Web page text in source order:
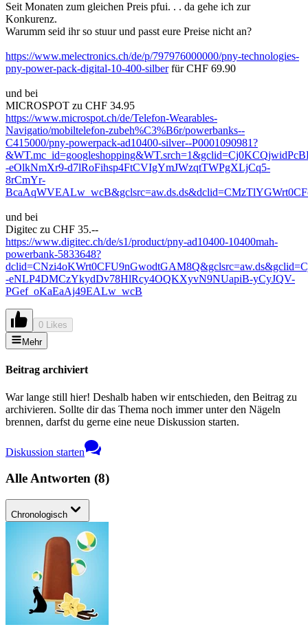
Seit Monaten zum gleichen Preis pfui. . . da gehe ich zur
Konkurenz.
Warumm seid ihr so stuur und passt eure Preise nicht an?
https://www.melectronics.ch/de/p/797976000000/pny-technologies-
pny-power-pack-digital-10-400-silberfür CHF 69.90
und bei
MICROSPOT zu CHF 34.95
https://www.microspot.ch/de/Telefon-Wearables-
Navigatio/mobiltelefon-zubeh%C3%B6r/powerbanks--
C415000/pny-powerpack-ad10400-silver--P0001090981?
-eOlkNmXr9-d7lRoFihsp4FtCVIgYmJWzqtTWPgXLjCq5-
8rCmYr-
und bei
Digitec zu CHF 35.--
https://www.digitec.ch/de/s1/product/pny-ad10400-10400mah-
powerbank-5833648?
-eNLP4DMCzYkydDv78HlRcy4OQKXyvN9NUapiB-yCyJQV-
PGef_oKaEaAj49EALw_wcB
0 Likes
Mehr
Beitrag archiviert
War lange still hier! Deshalb haben wir entschieden, den Beitrag zu
archivieren. Sollte dir das Thema noch immer unter den Nägeln
brennen, darfst du gerne eine neue Diskussion starten.
Diskussion starten
Alle Antworten (8)
Chronologisch